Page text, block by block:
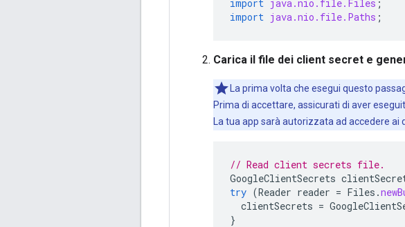
import java.nio.file.Files ;
import java.nio.file.Paths ;
Carica il file dei client secret e
La prima volta che esegui questo
Prima di accettare, assicurati di aver
La tua app sarà autorizzata ad accedere
// Read client secrets file.
GoogleClientSecrets
try (Reader reader = Files .
clientSecrets =
}